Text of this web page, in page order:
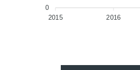
0
2015
2016